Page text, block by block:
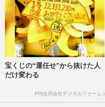
宝くじの“運任せ”から抜けた人
だけ変わる
PR(合同会社デジタルファーム )